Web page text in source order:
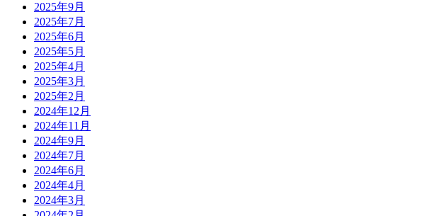
2025年9月
2025年7月
2025年6月
2025年5月
2025年4月
2025年3月
2025年2月
2024年12月
2024年11月
2024年9月
2024年7月
2024年6月
2024年4月
2024年3月